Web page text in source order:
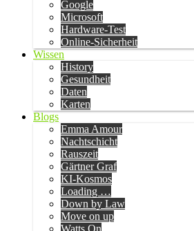
Google
Microsoft
Hardware-Test
Online-Sicherheit
Wissen
History
Gesundheit
Daten
Karten
Blogs
Emma Amour
Nachtschicht
Rauszeit
Gärtner Graf
KI-Kosmos
Loading …
Down by Law
Move on up
Watts On